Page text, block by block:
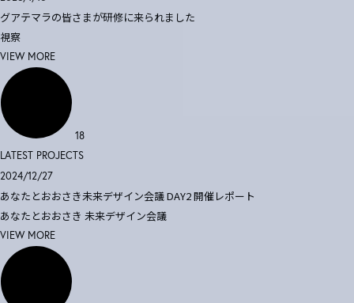
グアテマラの皆さまが研修に来られました
視察
VIEW MORE
18
LATEST PROJECTS
2024/12/27
あなたとおおさき未来デザイン会議 DAY2 開催レポート
あなたとおおさき 未来デザイン会議
VIEW MORE